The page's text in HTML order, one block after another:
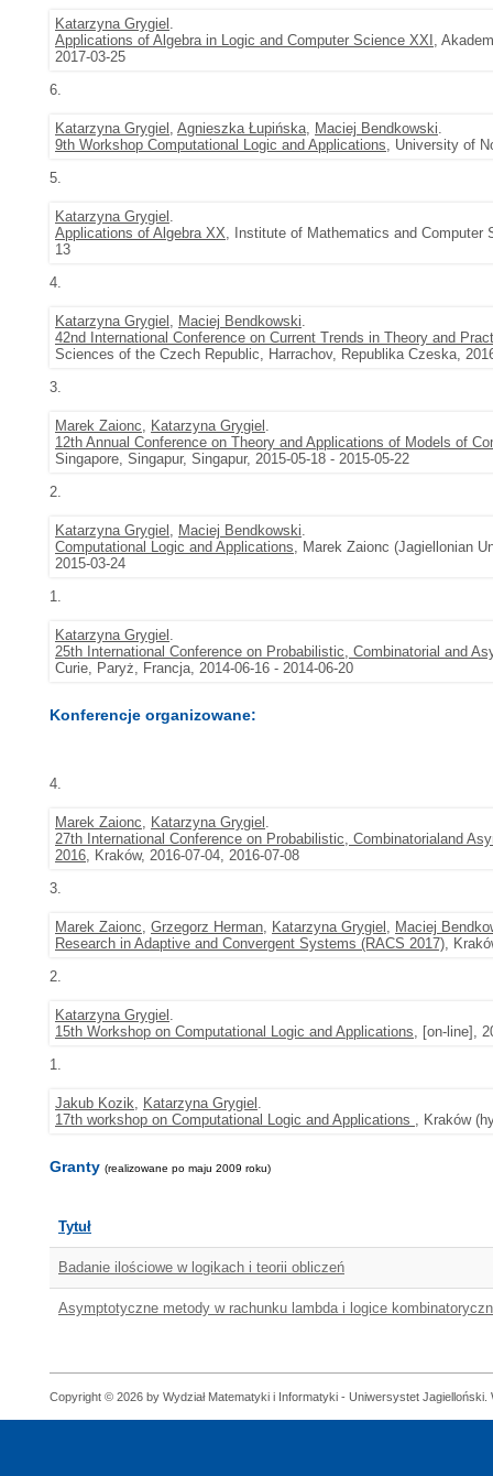
Katarzyna Grygiel .
Applications of Algebra in Logic and Computer Science XXI ,
2017-03-25
6.
Katarzyna Grygiel , Agnieszka Łupińska, Maciej Bendkowski.
9th Workshop Computational Logic and Applications, University of
5.
Katarzyna Grygiel .
Applications of Algebra XX, Institute of Mathematics and Computer
13
4.
Katarzyna Grygiel , Maciej Bendkowski.
42nd International Conference on Current Trends in Theory and
Sciences of the Czech Republic, Harrachov, Republika Czeska,
3.
Marek Zaionc, Katarzyna Grygiel .
12th Annual Conference on Theory and Applications of Models of
Singapore, Singapur, Singapur, 2015-05-18 - 2015-05-22
2.
Katarzyna Grygiel , Maciej Bendkowski.
Computational Logic and Applications, Marek Zaionc (Jagiellonian
2015-03-24
1.
Katarzyna Grygiel .
25th International Conference on Probabilistic, Combinatorial and
Curie, Paryż, Francja, 2014-06-16 - 2014-06-20
Konferencje organizowane:
4.
Marek Zaionc, Katarzyna Grygiel .
27th International Conference on Probabilistic, Combinatorialand
2016, Kraków, 2016-07-04, 2016-07-08
3.
Marek Zaionc, Grzegorz Herman, Katarzyna Grygiel , Maciej
Research in Adaptive and Convergent Systems (RACS 2017),
2.
Katarzyna Grygiel .
15th Workshop on Computational Logic and Applications, [on-line],
1.
Jakub Kozik, Katarzyna Grygiel .
17th workshop on Computational Logic and Applications , Kraków
Granty (realizowane po maju 2009 roku)
Tytuł
Badanie ilościowe w logikach i teorii obliczeń
Asymptotyczne metody w rachunku lambda i logice
Copyright © 2026 by Wydział Matematyki i Informatyki - Uniwersystet